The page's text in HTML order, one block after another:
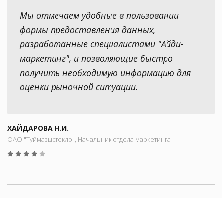
Мы отмечаем удобные в пользовании
формы предоставления данных,
разработанные специалистами "Айди-
маркетинг", и позволяющие быстро
получить необходимую информацию для
оценки рыночной ситуации.
ХАЙДАРОВА Н.И.
ОАО "Туймазыстекло", Начальник отдела маркетинга